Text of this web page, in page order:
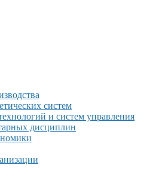
систем
и систем управления
дисциплин